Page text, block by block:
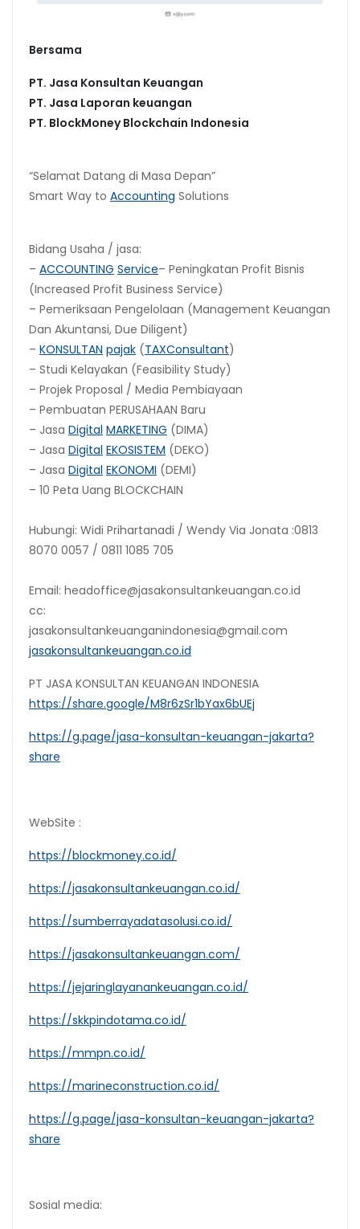
Bersama
PT. Jasa Konsultan Keuangan
PT. Jasa Laporan keuangan
PT. BlockMoney Blockchain Indonesia
“Selamat Datang di Masa Depan”
Smart Way to Accounting Solutions
Bidang Usaha / jasa:
– ACCOUNTING Service– Peningkatan Profit Bisnis
(Increased Profit Business Service)
– Pemeriksaan Pengelolaan (Management Keuangan
Dan Akuntansi, Due Diligent)
– KONSULTAN pajak (TAXConsultant)
– Studi Kelayakan (Feasibility Study)
– Projek Proposal / Media Pembiayaan
– Pembuatan PERUSAHAAN Baru
– Jasa Digital MARKETING (DIMA)
– Jasa Digital EKOSISTEM (DEKO)
– Jasa Digital EKONOMI (DEMI)
– 10 Peta Uang BLOCKCHAIN
Hubungi: Widi Prihartanadi / Wendy Via Jonata :0813
8070 0057 / 0811 1085 705
Email: headoffice@jasakonsultankeuangan.co.id
cc:
jasakonsultankeuanganindonesia@gmail.com
jasakonsultankeuangan.co.id
PT JASA KONSULTAN KEUANGAN INDONESIA
https://share.google/M8r6zSr1bYax6bUEj
https://g.page/jasa-konsultan-keuangan-jakarta?
share
WebSite :
https://blockmoney.co.id/
https://jasakonsultankeuangan.co.id/
https://sumberrayadatasolusi.co.id/
https://jasakonsultankeuangan.com/
https://jejaringlayanankeuangan.co.id/
https://skkpindotama.co.id/
https://mmpn.co.id/
https://marineconstruction.co.id/
https://g.page/jasa-konsultan-keuangan-jakarta?
share
Sosial media: